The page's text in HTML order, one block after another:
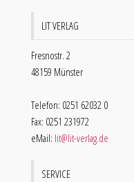
LIT VERLAG
Fresnostr. 2
48159 Münster
Telefon: 0251 62032 0
Fax: 0251 231972
eMail: lit@lit-verlag.de
SERVICE